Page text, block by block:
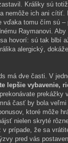
Králiky sú
nemôže ich ani cítiť.
vďaka tomu čím sú
Raymanovi.
hovorí: sú tak blbí
alergický,
má dve časti. V
lepšie vybavenie,
prekážky
časť by bola
ktoré môže
nielen skryté
prípade, že sa
pred vás